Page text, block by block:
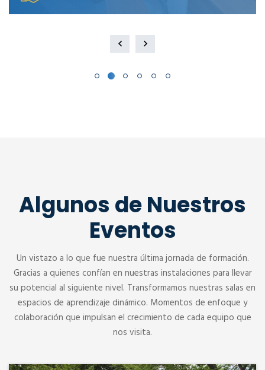
Alquila nuestra Sala Anfiteatro para 40
personas. El diseño escalonado garantiza
Algunos de Nuestros
Eventos
Un vistazo a lo que fue nuestra última jornada de formación.
Gracias a quienes confían en nuestras instalaciones para llevar
su potencial al siguiente nivel. Transformamos nuestras salas en
espacios de aprendizaje dinámico. Momentos de enfoque y
colaboración que impulsan el crecimiento de cada equipo que
nos visita.